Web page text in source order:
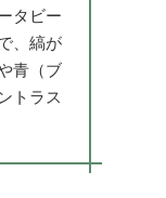
タビー
、縞が
青（ブ
トラス